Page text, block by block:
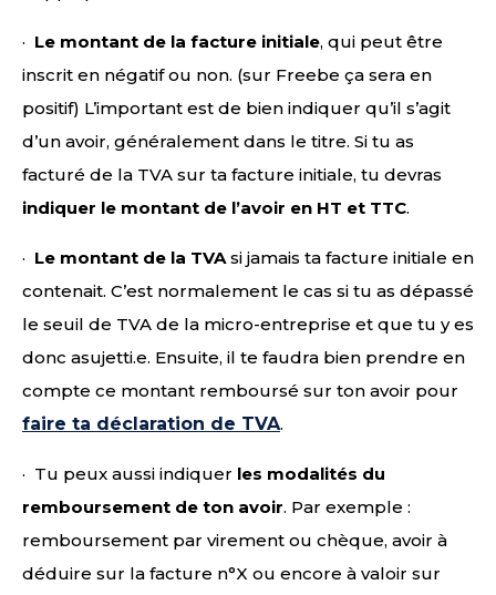
· Le montant de la facture initiale, qui peut être
inscrit en négatif ou non. (sur Freebe ça sera en
positif) L’important est de bien indiquer qu’il s’agit
d’un avoir, généralement dans le titre. Si tu as
facturé de la TVA sur ta facture initiale, tu devras
indiquer le montant de l’avoir en HT et TTC.
· Le montant de la TVAsi jamais ta facture initiale en
contenait. C’est normalement le cas si tu as dépassé
le seuil de TVA de la micro-entreprise et que tu y es
donc asujetti.e. Ensuite, il te faudra bien prendre en
compte ce montant remboursé sur ton avoir pour
faire ta déclaration de TVA.
· Tu peux aussi indiquer les modalités du
remboursement de ton avoir. Par exemple :
remboursement par virement ou chèque, avoir à
déduire sur la facture n°X ou encore à valoir sur